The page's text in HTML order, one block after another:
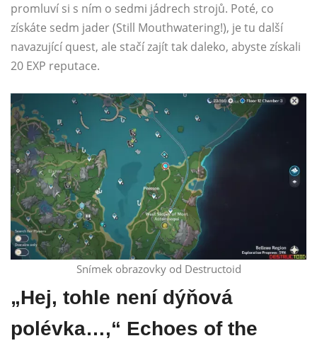
promluví si s ním o sedmi jádrech strojů. Poté, co
získáte sedm jader (Still Mouthwatering!), je tu další
navazující quest, ale stačí zajít tak daleko, abyste získali
20 EXP reputace.
Snímek obrazovky od Destructoid
„Hej, tohle není dýňová
polévka…,“ Echoes of the